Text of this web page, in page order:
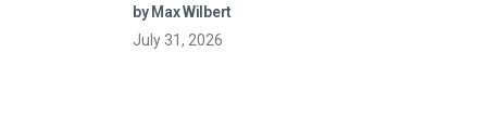
by Max Wilbert
July 31, 2026